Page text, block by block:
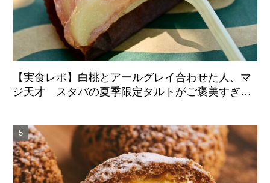
【実食レポ】白桃とアールグレイ合わせた人、マ
ジ天才 スタバの夏季限定タルトがご褒美すぎた